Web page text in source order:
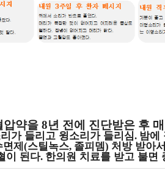
압약을 8년 전에 진단받은 후
가 들리고 윙소리가 들리심. 밤에
제 (스틸녹스, 졸피뎀) 처방 받아
이 된다. 한의원 치료를 받고 불면